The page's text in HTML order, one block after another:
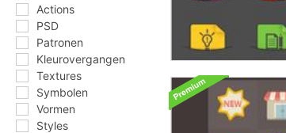
Actions
PSD
Patronen
Kleurovergangen
Textures
Symbolen
Vormen
Styles